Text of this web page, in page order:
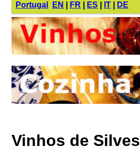
Portugal EN FR ES IT DE
Vinhos de Silves